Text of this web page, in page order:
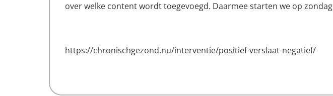
over welke content wordt toegevoegd. Daarmee starten we op
https://chronischgezond.nu/interventie/positief-verslaat-negatief/